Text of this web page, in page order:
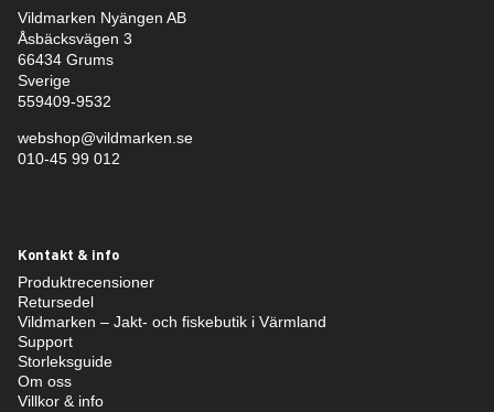
Vildmarken Nyängen AB
Åsbäcksvägen 3
66434 Grums
Sverige
559409-9532
webshop@vildmarken.se
010-45 99 012
Kontakt & info
Produktrecensioner
Retursedel
Vildmarken – Jakt- och fiskebutik i Värmland
Support
Storleksguide
Om oss
Villkor & info